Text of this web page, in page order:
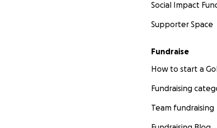
Social Impact
Supporter Space
Fundraise
How to start a
Fundraising
Team fundraising